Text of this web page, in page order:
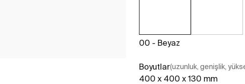
00 - Beyaz
Boyutlar(uzunluk, genişlik,
400 x 400 x 130 mm